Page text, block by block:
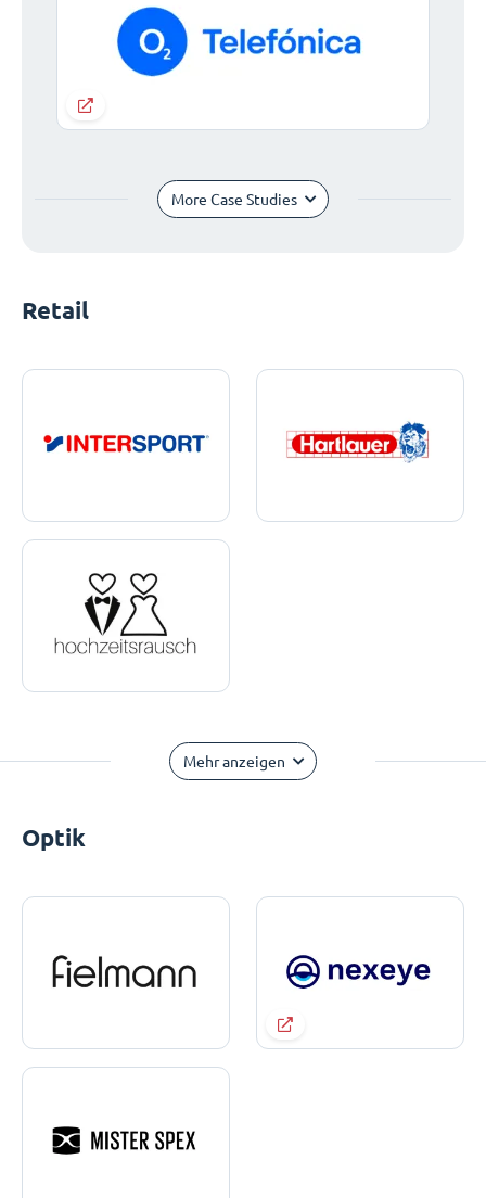
More Case Studies
Retail
Mehr anzeigen
Optik